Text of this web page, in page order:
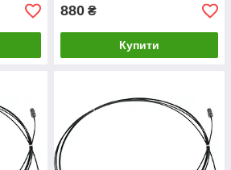
880 ₴
Купити